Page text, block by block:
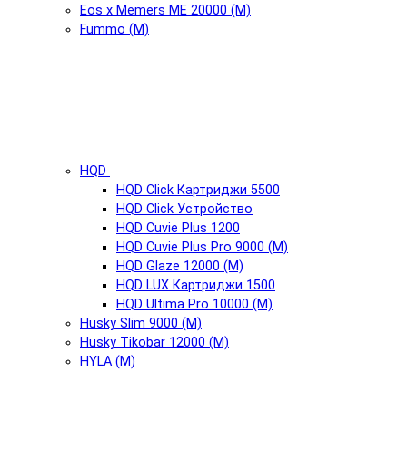
Eos x Memers ME 20000 (М)
Fummo (М)
HQD
HQD Click Картриджи 5500
HQD Click Устройство
HQD Cuvie Plus 1200
HQD Cuvie Plus Pro 9000 (М)
HQD Glaze 12000 (М)
HQD LUX Картриджи 1500
HQD Ultima Pro 10000 (М)
Husky Slim 9000 (М)
Husky Tikobar 12000 (М)
HYLA (М)